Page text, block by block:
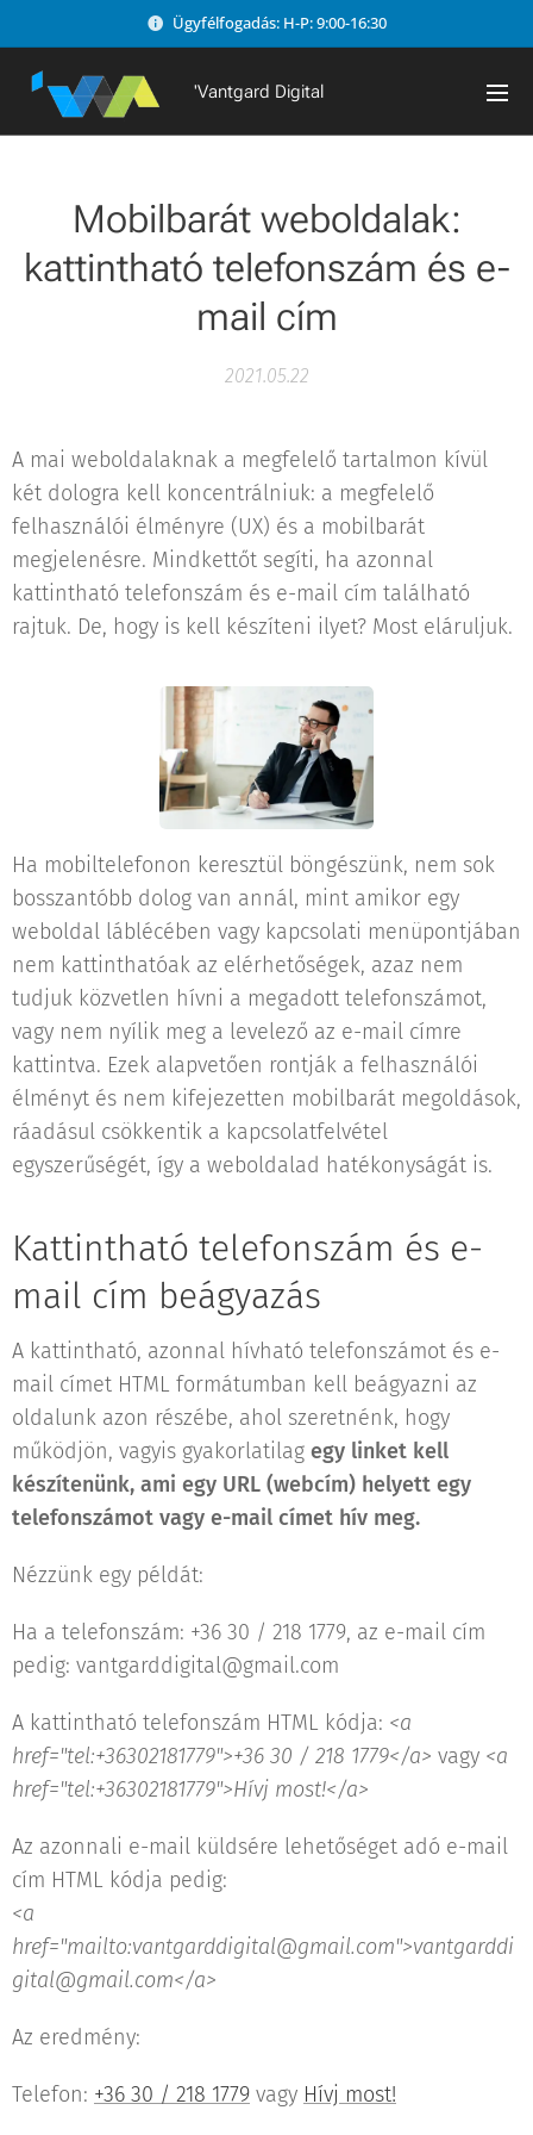
Ügyfélfogadás: H-P: 9:00-16:30
'Vantgard Digital
Mobilbarát weboldalak:
kattintható telefonszám és e-
mail cím
2021.05.22
A mai weboldalaknak a megfelelő tartalmon kívül
két dologra kell koncentrálniuk: a megfelelő
felhasználói élményre (UX) és a mobilbarát
megjelenésre. Mindkettőt segíti, ha azonnal
kattintható telefonszám és e-mail cím található
rajtuk. De, hogy is kell készíteni ilyet? Most eláruljuk.
Ha mobiltelefonon keresztül böngészünk, nem sok
bosszantóbb dolog van annál, mint amikor egy
weboldal láblécében vagy kapcsolati menüpontjában
nem kattinthatóak az elérhetőségek, azaz nem
tudjuk közvetlen hívni a megadott telefonszámot,
vagy nem nyílik meg a levelező az e-mail címre
kattintva. Ezek alapvetően rontják a felhasználói
élményt és nem kifejezetten mobilbarát megoldások,
ráadásul csökkentik a kapcsolatfelvétel
egyszerűségét, így a weboldalad hatékonyságát is.
Kattintható telefonszám és e-
mail cím beágyazás
A kattintható, azonnal hívható telefonszámot és e-
mail címet HTML formátumban kell beágyazni az
oldalunk azon részébe, ahol szeretnénk, hogy
működjön, vagyis gyakorlatilag egy linket kell
készítenünk, ami egy URL (webcím) helyett egy
telefonszámot vagy e-mail címet hív meg.
Nézzünk egy példát:
Ha a telefonszám: +36 30 / 218 1779, az e-mail cím
pedig: vantgarddigital@gmail.com
A kattintható telefonszám HTML kódja: <a
href="tel:+36302181779">+36 30 / 218 1779</a> vagy <a
href="tel:+36302181779">Hívj most!</a>
Az azonnali e-mail küldsére lehetőséget adó e-mail
cím HTML kódja pedig:
<a
href="mailto:vantgarddigital@gmail.com">vantgarddi
gital@gmail.com</a>
Az eredmény:
Telefon: +36 30 / 218 1779 vagy Hívj most!